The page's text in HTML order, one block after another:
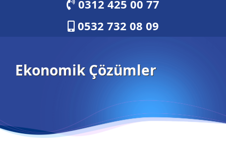
0312 425 00 77
0532 732 08 09
Ekonomik Çözümler